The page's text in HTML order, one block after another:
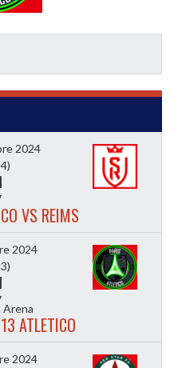
2024
VS REIMS
2024
Arena
ATLETICO
2024